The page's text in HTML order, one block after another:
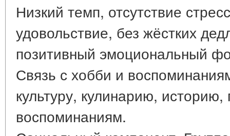
Низкий темп, отсутствие
удовольствие, без жёстких
позитивный эмоциональный
Связь с хобби и
культуру, кулинарию,
воспоминаниям.